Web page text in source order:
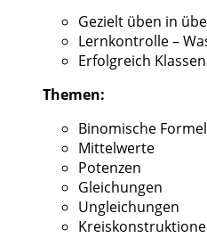
Gezielt üben in
Lernkontrolle –
Erfolgreich
Themen:
Binomische
Mittelwerte
Potenzen
Gleichungen
Ungleichungen